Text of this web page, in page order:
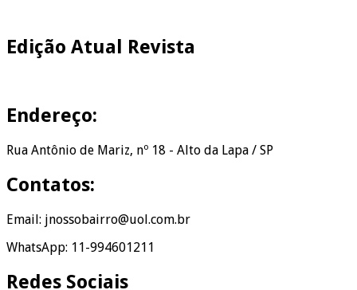
Edição Atual Revista
Endereço:
Rua Antônio de Mariz, nº 18 - Alto da Lapa / SP
Contatos:
Email: jnossobairro@uol.com.br
WhatsApp: 11-994601211
Redes Sociais